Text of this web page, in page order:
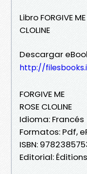
Libro FORGIVE
CLOLINE
Descargar
http://
FORGIVE ME
ROSE CLOLINE
Idioma: Francés
Formatos: Pdf,
ISBN:
Editorial: